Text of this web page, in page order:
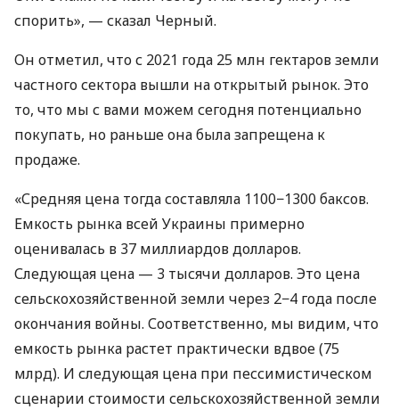
спорить», — сказал Черный.
Он отметил, что с 2021 года 25 млн гектаров земли
частного сектора вышли на открытый рынок. Это
то, что мы с вами можем сегодня потенциально
покупать, но раньше она была запрещена к
продаже.
«Средняя цена тогда составляла 1100−1300 баксов.
Емкость рынка всей Украины примерно
оценивалась в 37 миллиардов долларов.
Следующая цена — 3 тысячи долларов. Это цена
сельскохозяйственной земли через 2−4 года после
окончания войны. Соответственно, мы видим, что
емкость рынка растет практически вдвое (75
млрд). И следующая цена при пессимистическом
сценарии стоимости сельскохозяйственной земли